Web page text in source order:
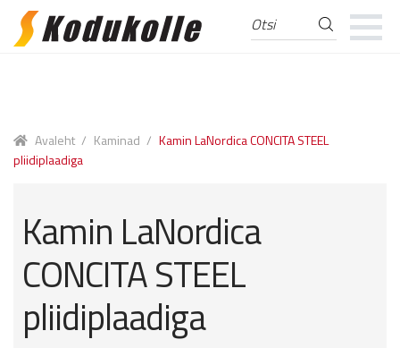
Skip
Skip
Otsi:
Avaleht / Kaminad / Kamin LaNordica CONCITA STEEL
pliidiplaadiga
Kamin LaNordica
CONCITA STEEL
pliidiplaadiga